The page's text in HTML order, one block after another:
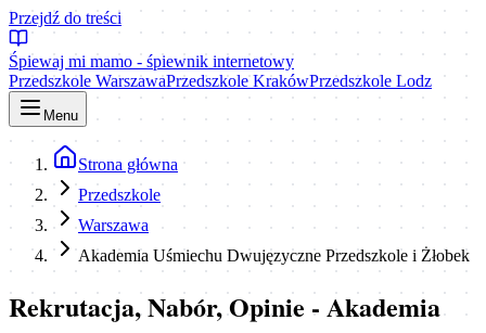
Przejdź do treści
Śpiewaj mi mamo - śpiewnik internetowy
Przedszkole WarszawaPrzedszkole KrakówPrzedszkole Lodz
Menu
Strona główna
Przedszkole
Warszawa
Akademia Uśmiechu Dwujęzyczne Przedszkole i Żłobek
Rekrutacja, Nabór, Opinie - Akademia